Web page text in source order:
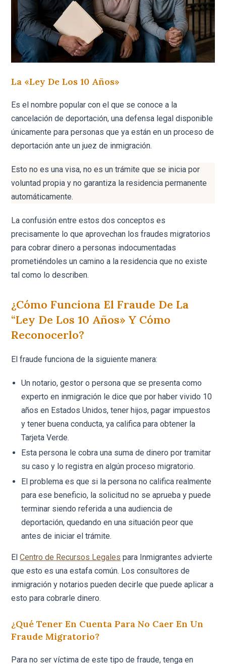
La «ley De Los 10 Años»
Es el nombre popular con el que se conoce a la
cancelación de deportación, una defensa legal disponible
únicamente para personas que ya están en un proceso de
deportación ante un juez de inmigración.
Esto no es una visa, no es un trámite que se inicia por
voluntad propia y no garantiza la residencia permanente
automáticamente.
La confusión entre estos dos conceptos es
precisamente lo que aprovechan los fraudes migratorios
para cobrar dinero a personas indocumentadas
prometiéndoles un camino a la residencia que no existe
tal como lo describen.
¿Cómo Funciona El Fraude De La
“ley De Los 10 Años» Y Cómo
Reconocerlo?
El fraude funciona de la siguiente manera:
Un notario, gestor o persona que se presenta como
experto en inmigración le dice que por haber vivido 10
años en Estados Unidos, tener hijos, pagar impuestos
y tener buena conducta, ya califica para obtener la
Tarjeta Verde.
Esta persona le cobra una suma de dinero por tramitar
su caso y lo registra en algún proceso migratorio.
El problema es que si la persona no califica realmente
para ese beneficio, la solicitud no se aprueba y puede
terminar siendo referida a una audiencia de
deportación, quedando en una situación peor que
antes de iniciar el trámite.
ElCentro de Recursos Legales para Inmigrantes advierte
que esto es una estafa común. Los consultores de
inmigración y notarios pueden decirle que puede aplicar a
esto para cobrarle dinero.
¿Qué Tener En Cuenta Para No Caer En Un
Fraude Migratorio?
Para no ser víctima de este tipo de fraude, tenga en